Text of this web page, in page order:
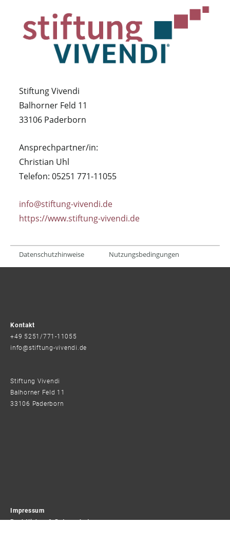
Kontakt
+49 5251/771-11055
info@stiftung-vivendi.de
Stiftung Vivendi
Balhorner Feld 11
33106 Paderborn
Impressum
Rechtliches & Datenschutz